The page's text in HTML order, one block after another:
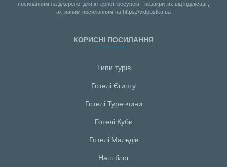
посиланням на джерело, для інтернет-ресурсів - незакритих від індексації,
активним посиланням на https://vidpustka.ua
КОРИСНІ ПОСИЛАННЯ
Типи турів
Готелі Єгипту
Готелі Туреччини
Готелі Куби
Готелі Мальдiв
Наш блог